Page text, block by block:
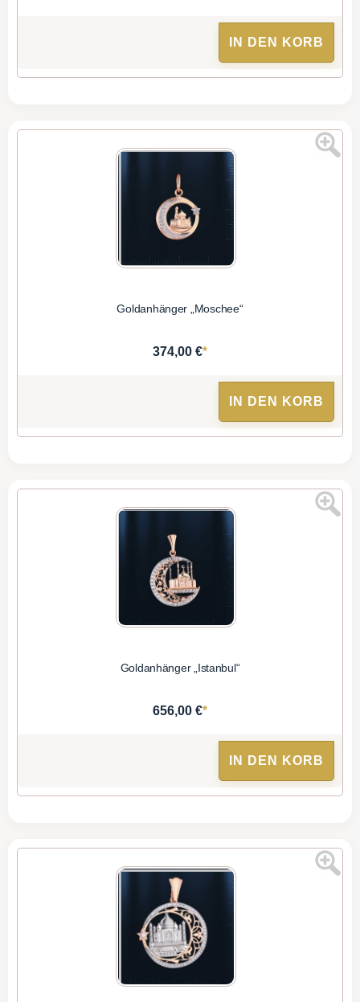
IN DEN KORB
Goldanhänger „Moschee“
374,00 €*
IN DEN KORB
Goldanhänger „Istanbul“
656,00 €*
IN DEN KORB